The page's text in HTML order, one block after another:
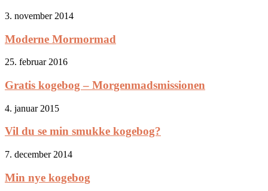
3. november 2014
Moderne Mormormad
25. februar 2016
Gratis kogebog – Morgenmadsmissionen
4. januar 2015
Vil du se min smukke kogebog?
7. december 2014
Min nye kogebog